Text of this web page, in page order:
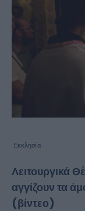
Εκκλησία
Λειτουργικά
αγγίζουν τα
(βίντεο)